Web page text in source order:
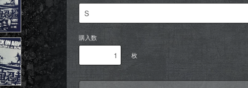
購入数
枚